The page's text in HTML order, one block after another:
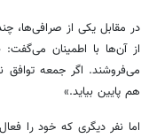
در مقابل یکی از صرافی‌ها،
از آن‌ها با اطمینان
هم پایین بیاید.»
اما نفر دیگری که خود را